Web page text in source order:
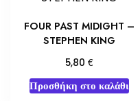
FOUR PAST MIDIGHT –
STEPHEN KING
5,80 €
Προσθήκη στο καλάθι